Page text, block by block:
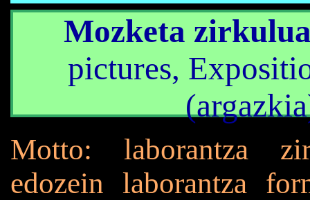
Mozketa
pictures,
Motto: laborantza
edozein laborantza